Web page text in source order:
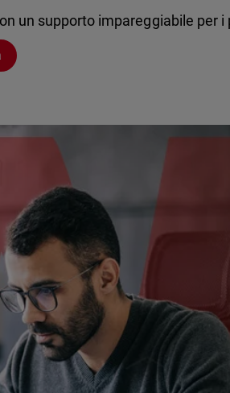
un supporto impareggiabile per i